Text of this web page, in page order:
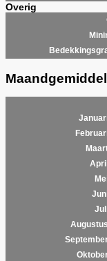
Overig
April
Augustus